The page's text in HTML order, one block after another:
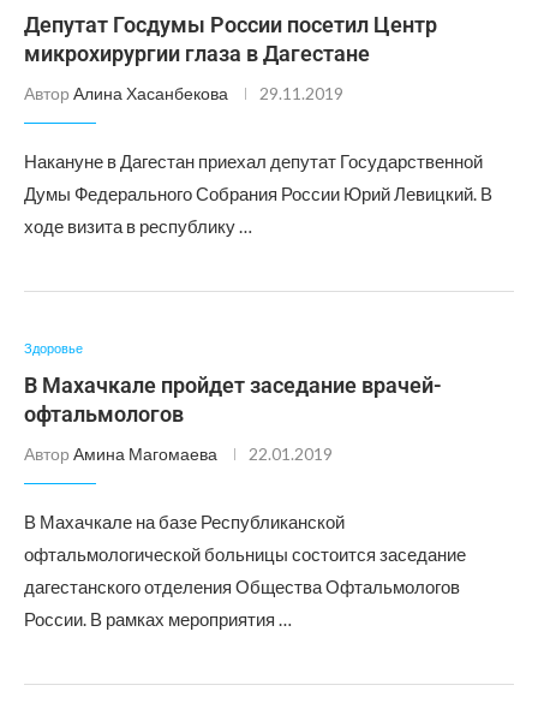
Депутат Госдумы России посетил Центр
микрохирургии глаза в Дагестане
Автор Алина Хасанбекова 29.11.2019
Накануне в Дагестан приехал депутат Государственной
Думы Федерального Собрания России Юрий Левицкий. В
ходе визита в республику …
Здоровье
В Махачкале пройдет заседание врачей-
офтальмологов
Автор Амина Магомаева 22.01.2019
В Махачкале на базе Республиканской
офтальмологической больницы состоится заседание
дагестанского отделения Общества Офтальмологов
России. В рамках мероприятия …